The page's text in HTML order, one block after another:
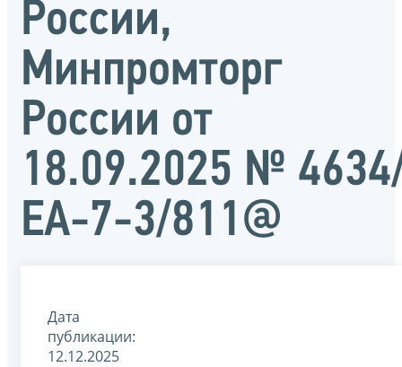
России,
Минпромторг
России от
18.09.2025 №
ЕА-7-3/811@
Дата
публикации:
12.12.2025